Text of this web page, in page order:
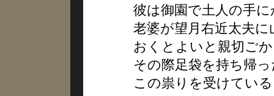
彼は御園で土人の手
老婆が望月右近太夫
おくとよいと親切ご
その際足袋を持ち帰
この祟りを受けてい